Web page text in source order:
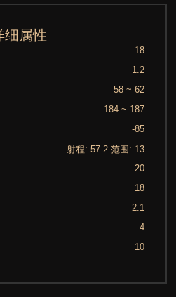
细属性
18
1.2
58 ~ 62
184 ~ 187
-85
射程: 57.2 范围: 13
20
18
2.1
4
10